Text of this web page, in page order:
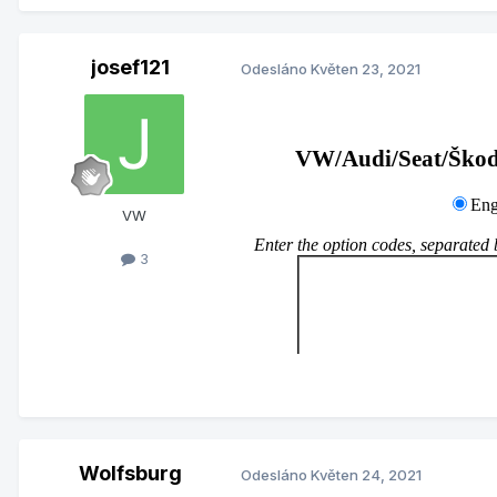
josef121
VW
3
Odesláno Květen 23, 2021
Wolfsburg Odesláno Květen 24, 2021